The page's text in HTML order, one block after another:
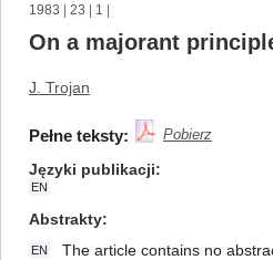
1983 23 1
On a majorant
J. Trojan
Pełne teksty: Pobierz
Języki publikacji
EN
Abstrakty
EN
The article contains no